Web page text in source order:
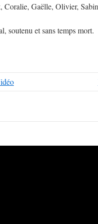
Coralie, Gaëlle, Olivier,
soutenu et sans temps mort.